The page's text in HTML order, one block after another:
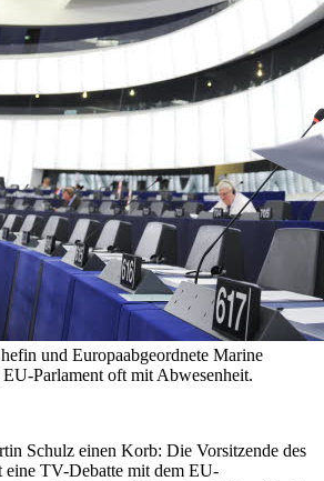
und Europaabgeordnete Marine
Parlament oft mit Abwesenheit.
Schulz einen Korb: Die Vorsitzende des
TV-Debatte mit dem EU-